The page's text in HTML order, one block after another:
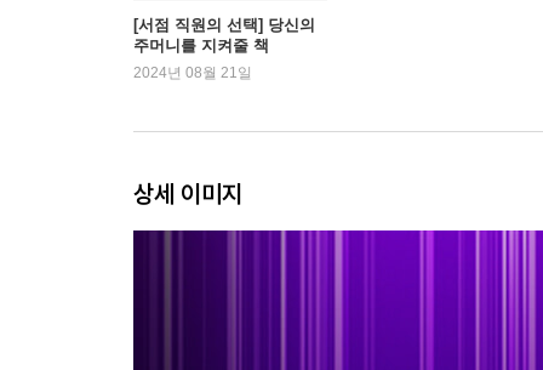
13장 돈 문제를 분석하는 방법
14장 ? 재물을 간절히 원했던 남자
15장 ? 바빌론 최고의 부자
19장 ? 바빌론의 대금업자
20장 ? 바빌론의 성벽
[서점 직원의 선택] 당신의
주머니를 지켜줄 책
2024년 08월 21일
상세 이미지